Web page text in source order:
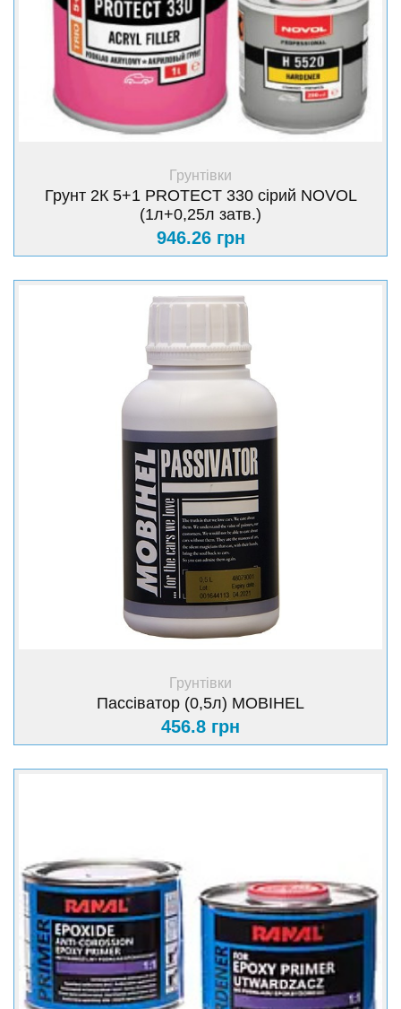
+ Купити
Грунтівки
Грунт 2К 5+1 PROTECT 330 сірий NOVOL
(1л+0,25л затв.)
946.26 грн
+ Купити
Грунтівки
Пассіватор (0,5л) MOBIHEL
456.8 грн